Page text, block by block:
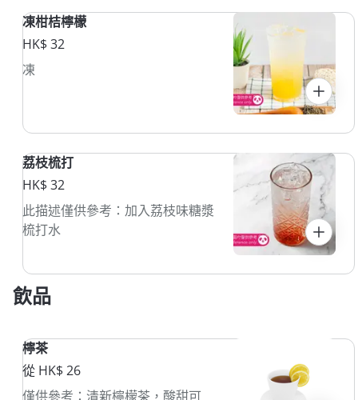
凍柑桔檸檬
HK$ 32
凍
荔枝梳打
HK$ 32
此描述僅供參考：加入荔枝味糖漿
梳打水
飲品
檸茶
從 HK$ 26
僅供參考：清新檸檬茶，酸甜可